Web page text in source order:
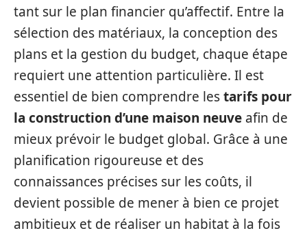
tant sur le plan financier qu’affectif. Entre la
sélection des matériaux, la conception des
plans et la gestion du budget, chaque étape
requiert une attention particulière. Il est
essentiel de bien comprendre lestarifs pour
la construction d’une maison neuve afin de
mieux prévoir le budget global. Grâce à une
planification rigoureuse et des
connaissances précises sur les coûts, il
devient possible de mener à bien ce projet
ambitieux et de réaliser un habitat à la fois